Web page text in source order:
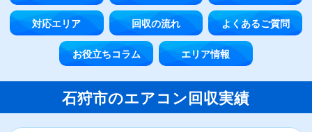
対応エリア 回収の流れ よくあるご質問
お役立ちコラム エリア情報
石狩市のエアコン回収実績